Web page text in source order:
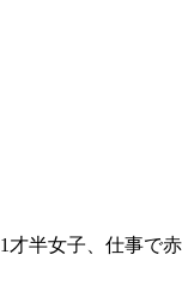
1才半女子、仕事で